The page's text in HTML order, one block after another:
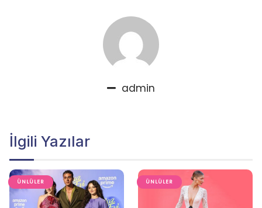
admin
İlgili Yazılar
ÜNLÜLER ÜNLÜLER